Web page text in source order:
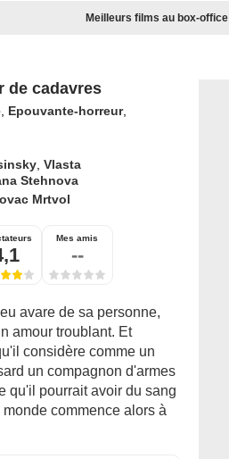
Meilleurs films au box-office
de cadavres
, Epouvante-horreur,
, Vlasta
Stehnova
Mrtvol
Mes amis
--
avare de sa personne,
amour troublant. Et
considère comme un
un compagnon d'armes
qu'il pourrait avoir du sang
commence alors à